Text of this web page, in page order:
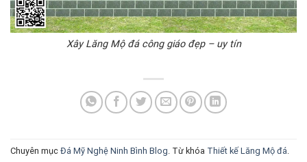
Xây Lăng Mộ đá công giáo đẹp – uy tín
Chuyên mục Đá Mỹ Nghệ Ninh Bình Blog . Từ khóa Thiết kế Lăng Mộ đá